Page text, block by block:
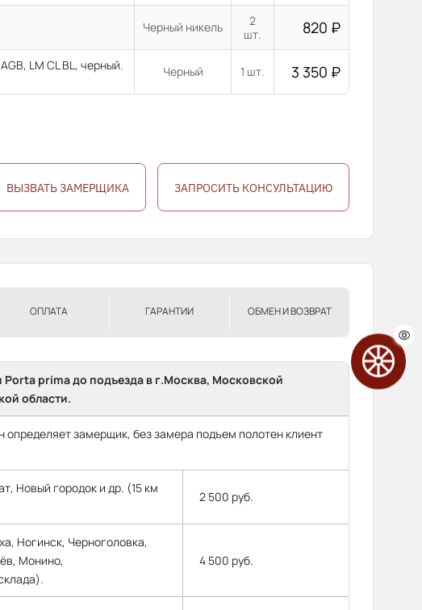
Черный никель
2
шт.
820 ₽
LM CL BL, черный.
Черный 1 шт. 3 350 ₽
ВЫЗВАТЬ ЗАМЕРЩИКА ЗАПРОСИТЬ КОНСУЛЬТАЦИЮ
ОПЛАТА ГАРАНТИИ ОБМЕН И ВОЗВРАТ
prima до подъезда в г.Москва, Московской
области.
замерщик, без замера подъем полотен клиент
Новый городок и др. (15 км
2 500 руб.
Ногинск, Черноголовка,
Монино,
4 500 руб.